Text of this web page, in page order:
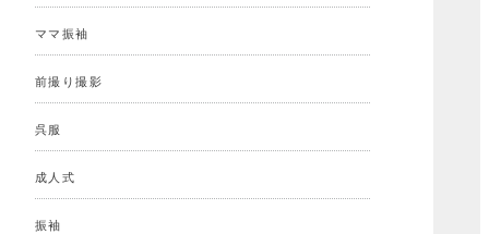
ママ振袖
前撮り撮影
呉服
成人式
振袖